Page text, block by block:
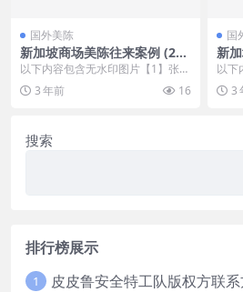
国外美陈
新加坡商场美陈往来案例 (201
4)南京市壹企划
以下内容包含无水印图片【1】张
，开通会员无障碍浏览 开通VIP会
员 3 年前 16
国
新
2)
以下
，开
员 3
搜索
排行榜展示
1 皮皮鲁安全特工队版权方联